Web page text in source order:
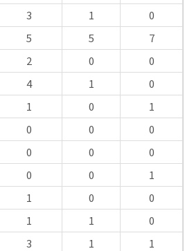
3 1
0
5 5
7
2 0
0
4 1
0
1 0
1
0 0
0
0 0
0
0 0
1
1 0
0
1 1
0
3 1
1